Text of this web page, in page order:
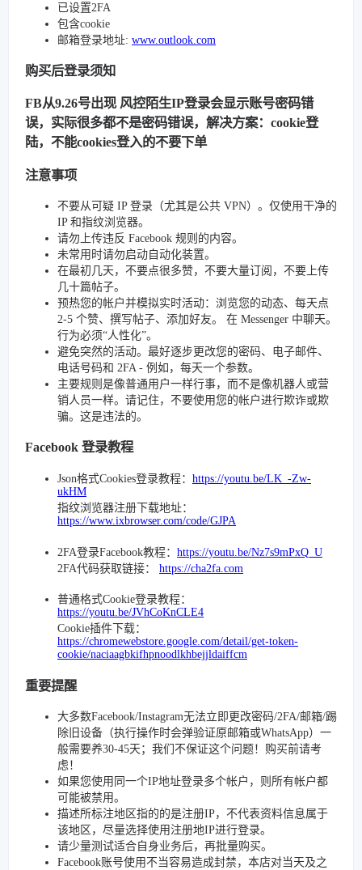
已设置2FA
包含cookie
邮箱登录地址: www.outlook.com
购买后登录须知
FB从9.26号出现 风控陌生IP登录会显示账号密码错
误，实际很多都不是密码错误，解决方案：cookie登
陆，不能cookies登入的不要下单
注意事项
不要从可疑 IP 登录（尤其是公共 VPN）。仅使用干净的
IP 和指纹浏览器。
请勿上传违反 Facebook 规则的内容。
未常用时请勿启动自动化装置。
在最初几天，不要点很多赞，不要大量订阅，不要上传
几十篇帖子。
预热您的帐户并模拟实时活动：浏览您的动态、每天点
2-5 个赞、撰写帖子、添加好友。 在 Messenger 中聊天。
行为必须“人性化”。
避免突然的活动。最好逐步更改您的密码、电子邮件、
电话号码和 2FA - 例如，每天一个参数。
主要规则是像普通用户一样行事，而不是像机器人或营
销人员一样。请记住，不要使用您的帐户进行欺诈或欺
骗。这是违法的。
Facebook 登录教程
Json格式Cookies登录教程： https://youtu.be/LK_-Zw-
ukHM
指纹浏览器注册下载地址：
https://www.ixbrowser.com/code/GJPA
2FA登录Facebook教程： https://youtu.be/Nz7s9mPxQ_U
2FA代码获取链接： https://cha2fa.com
普通格式Cookie登录教程：
https://youtu.be/JVhCoKnCLE4
Cookie插件下载：
https://chromewebstore.google.com/detail/get-token-
cookie/naciaagbkifhpnoodlkhbejjldaiffcm
重要提醒
大多数Facebook/Instagram无法立即更改密码/2FA/邮箱/踢
除旧设备（执行操作时会弹验证原邮箱或WhatsApp）一
般需要养30-45天；我们不保证这个问题！购买前请考
虑！
如果您使用同一个IP地址登录多个帐户，则所有帐户都
可能被禁用。
描述所标注地区指的的是注册IP，不代表资料信息属于
该地区，尽量选择使用注册地IP进行登录。
请少量测试适合自身业务后，再批量购买。
Facebook账号使用不当容易造成封禁，本店对当天及之